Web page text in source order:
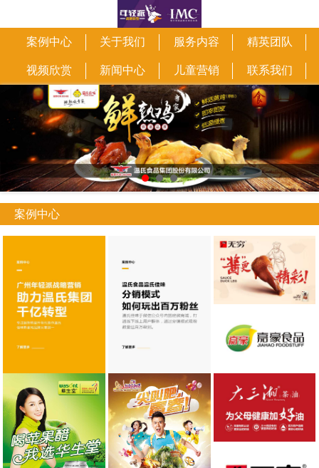
案例中心 关于我们 服务内容 精英团队
视频欣赏 新闻中心 儿童营销 联系我们
案例中心